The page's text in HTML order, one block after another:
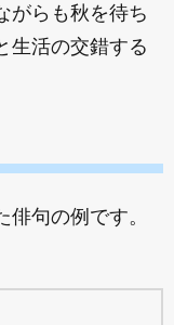
がらも秋を待ち
生活の交錯する
句の例です。